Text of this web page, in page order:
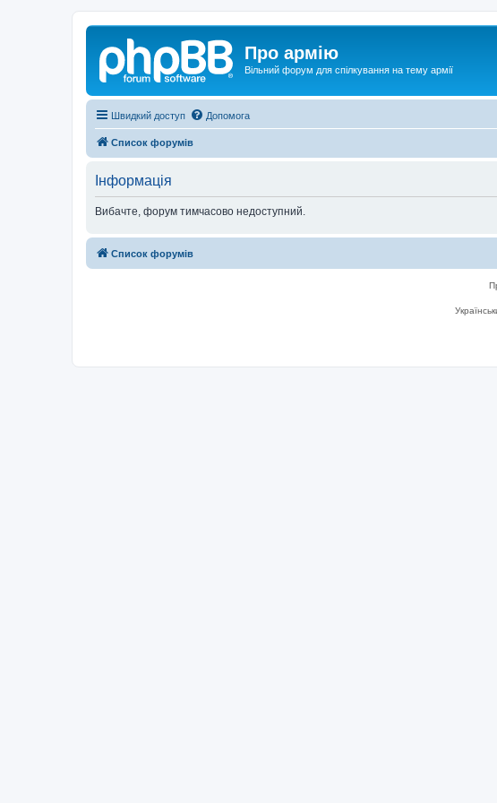
Про армію
Вільний форум для спілкування на тему армії
Швидкий доступ Допомога
Список форумів
Інформація
Вибачте, форум тимчасово недоступний.
Список форумів